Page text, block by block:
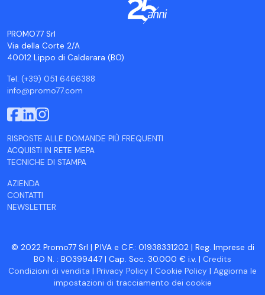
PROMO77 Srl
Via della Corte 2/A
40012 Lippo di Calderara (BO)
Tel. (+39) 051 6466388
info@promo77.com
RISPOSTE ALLE DOMANDE PIÙ FREQUENTI
ACQUISTI IN RETE MEPA
TECNICHE DI STAMPA
AZIENDA
CONTATTI
NEWSLETTER
© 2022 Promo77 Srl | P.IVA e C.F.: 01938331202 | Reg. Imprese di
BO N. : BO399447 | Cap. Soc. 30.000 € i.v. | Credits
Condizioni di vendita | Privacy Policy | Cookie Policy | Aggiorna le
impostazioni di tracciamento dei cookie